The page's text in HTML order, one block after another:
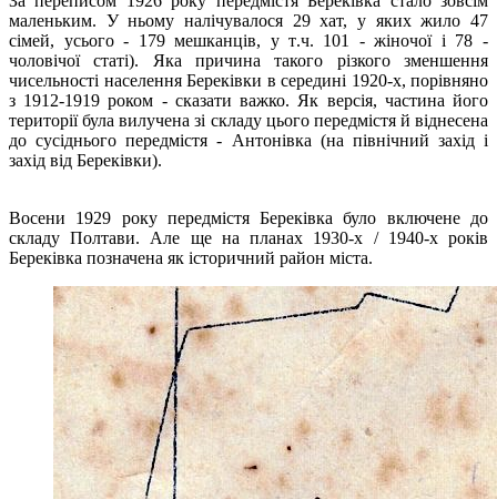
маленьким. У ньому налічувалося 29 хат, у яких жило 47
сімей, усього - 179 мешканців, у т.ч. 101 - жіночої і 78 -
чоловічої статі). Яка причина такого різкого зменшення
чисельності населення Береківки в середині 1920-х, порівняно
з 1912-1919 роком - сказати важко. Як версія, частина його
території була вилучена зі складу цього передмістя й віднесена
до сусіднього передмістя - Антонівка (на північний захід і
захід від Береківки).
Восени 1929 року передмістя Береківка було включене до
складу Полтави. Але ще на планах 1930-х / 1940-х років
Береківка позначена як історичний район міста.